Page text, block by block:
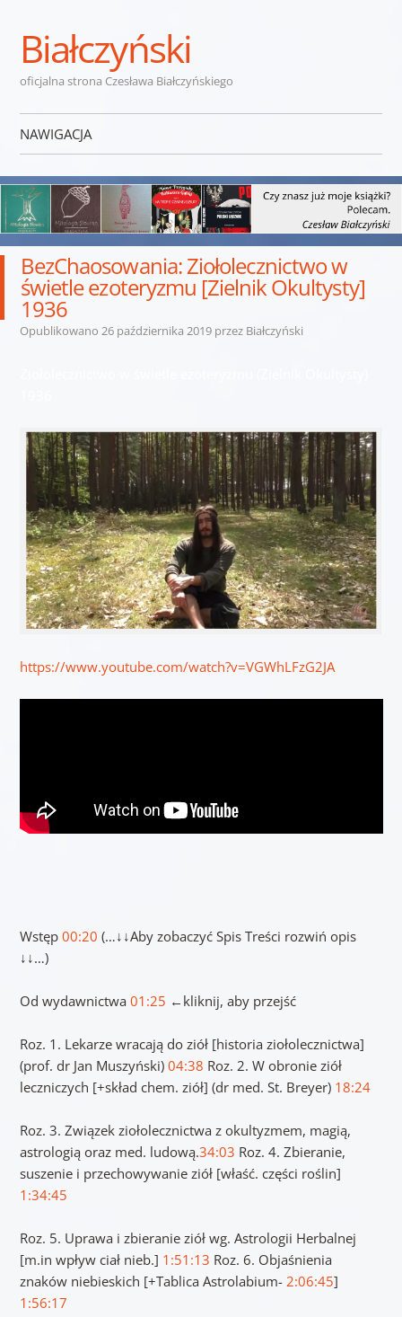
Białczyński
oficjalna strona Czesława Białczyńskiego
NAWIGACJA
BezChaosowania: Ziołolecznictwo w
świetle ezoteryzmu [Zielnik Okultysty]
1936
Opublikowano 26 października 2019przez Białczyński
https://www.youtube.com/watch?v=VGWhLFzG2JA
Wstęp 00:20 (…↓↓Aby zobaczyć Spis Treści rozwiń opis
↓↓…)
Od wydawnictwa 01:25 ←kliknij, aby przejść
Roz. 1. Lekarze wracają do ziół [historia ziołolecznictwa]
(prof. dr Jan Muszyński) 04:38 Roz. 2. W obronie ziół
leczniczych [+skład chem. ziół] (dr med. St. Breyer) 18:24
Roz. 3. Związek ziołolecznictwa z okultyzmem, magią,
astrologią oraz med. ludową.34:03 Roz. 4. Zbieranie,
suszenie i przechowywanie ziół [właść. części roślin]
1:34:45
Roz. 5. Uprawa i zbieranie ziół wg. Astrologii Herbalnej
[m.in wpływ ciał nieb.] 1:51:13 Roz. 6. Objaśnienia
znaków niebieskich [+Tablica Astrolabium- 2:06:45]
1:56:17